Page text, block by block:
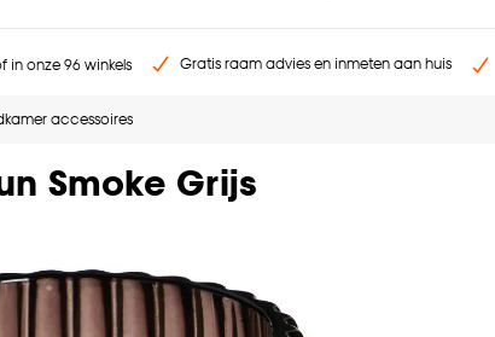
in onze 96 winkels Gratis raam advies en inmeten aan huis
accessoires
Smoke Grijs